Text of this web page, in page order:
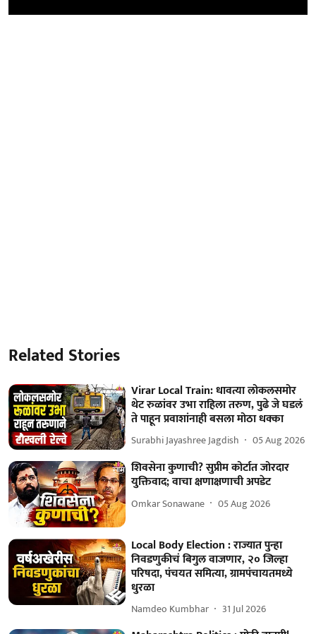
Related Stories
Virar Local Train: धावत्या लोकलसमोर
थेट रुळांवर उभा राहिला तरुण, पुढे जे घडलं
ते पाहून प्रवाशांनाही बसला मोठा धक्का
Surabhi Jayashree Jagdish 05 Aug 2026
शिवसेना कुणाची? सुप्रीम कोर्टात जोरदार
युक्तिवाद; वाचा क्षणाक्षणाची अपडेट
Omkar Sonawane 05 Aug 2026
Local Body Election : राज्यात पुन्हा
निवडणुकीचं बिगुल वाजणार, २० जिल्हा
परिषदा, पंचयत समित्या, ग्रामपंचायतमध्ये
धुरळा
Namdeo Kumbhar 31 Jul 2026